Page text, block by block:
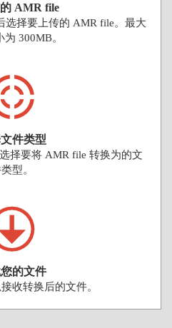
的 AMR file
选择要上传的 AMR file。最大
300MB。
件类型
择要将 AMR file 转换为的文
型。
的文件
收转换后的文件。